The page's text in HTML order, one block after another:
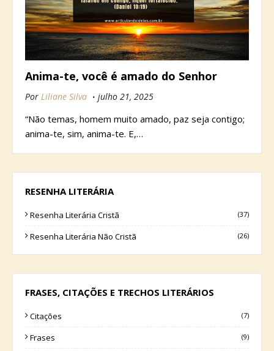
Anima-te, você é amado do Senhor
Por Liliane Silva julho 21, 2025
“Não temas, homem muito amado, paz seja contigo;
anima-te, sim, anima-te. E,…
RESENHA LITERÁRIA
Resenha Literária Cristã (37)
Resenha Literária Não Cristã (26)
FRASES, CITAÇÕES E TRECHOS LITERÁRIOS
Citações (7)
Frases (9)